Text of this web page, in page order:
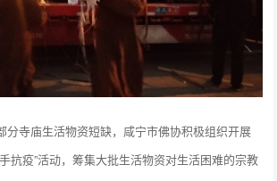
分寺庙生活物资短缺，咸宁市佛协积极组织开展
抗疫”活动，筹集大批生活物资对生活困难的宗教